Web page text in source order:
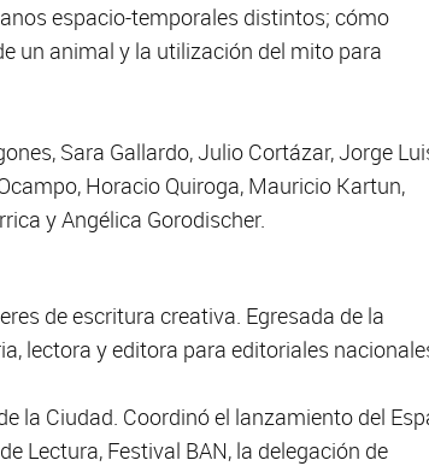
espacio-temporales distintos; cómo
un animal y la utilización del mito para
Sara Gallardo, Julio Cortázar, Jorge
Horacio Quiroga, Mauricio Kartun,
y Angélica Gorodischer.
de escritura creativa. Egresada de la
lectora y editora para editoriales
la Ciudad. Coordinó el lanzamiento del
Lectura, Festival BAN, la delegación de